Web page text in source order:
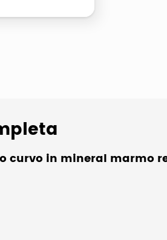
curvo in mineral marmo